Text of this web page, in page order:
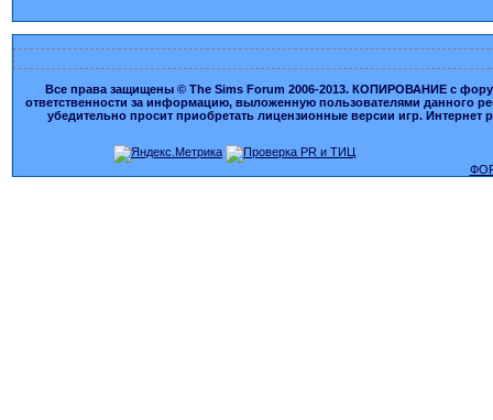
Все права защищены © The Sims Forum 2006-2013. КОПИРОВАНИЕ с
ответственности за информацию, выложенную пользователями данного
убедительно просит приобретать лицензионные версии игр.